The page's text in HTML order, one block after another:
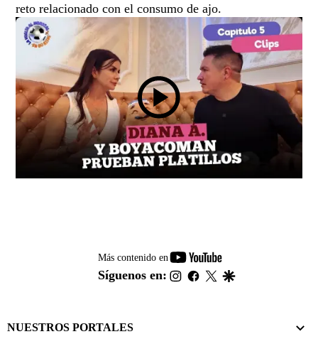
reto relacionado con el consumo de ajo.
Más contenido en
youtube-
footer
Síguenos en: instagram
facebook
twitter
NUESTROS PORTALES